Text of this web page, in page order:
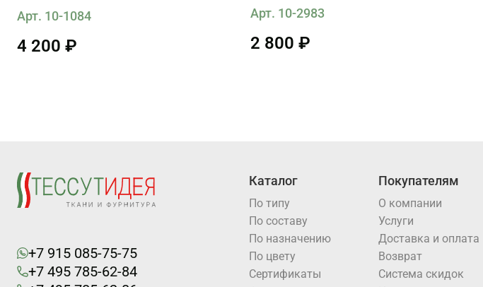
орнамент в стиле Bessi
Арт. 10-1084
4 200 ₽
Арт. 10-2983
2 800 ₽
+7 915 085-75-75
+7 495 785-62-84
Каталог
По типу
По составу
По назначению
По цвету
Cертификаты
Покупателям
О компании
Услуги
Доставка и оплата
Возврат
Система скидок